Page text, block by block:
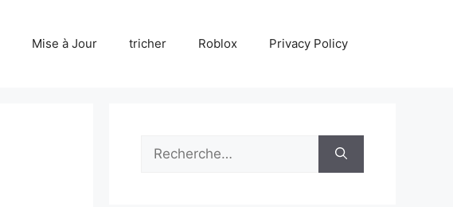
Mise à Jour tricher Roblox Privacy Policy
Rechercher :